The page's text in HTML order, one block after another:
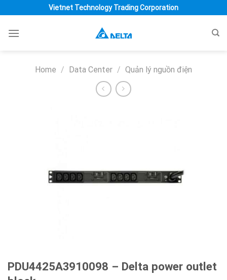
to
content
Vietnet Technology Trading Corporation
Home / Data Center / Quản lý nguồn điện
PDU4425A3910098 – Delta power outlet